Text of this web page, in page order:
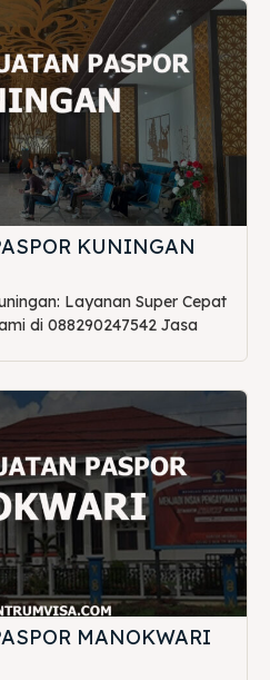
KUNINGAN
Layanan Super Cepat
di 088290247542 Jasa
MANOKWARI